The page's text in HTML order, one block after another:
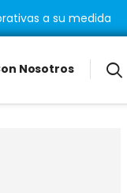
a su medida
Nosotros